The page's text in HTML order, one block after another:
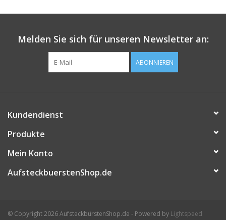
Melden Sie sich für unseren Newsletter an:
ABONNIEREN
Kundendienst
Produkte
Mein Konto
AufsteckbuerstenShop.de
© Copyright 2026 AufsteckbürstenShop.de - Powered by Lightspeed